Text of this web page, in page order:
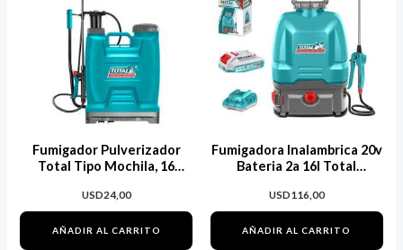
Fumigador Pulverizador
Total Tipo Mochila, 16
USD24,00
AÑADIR AL CARRITO
Fumigadora Inalambrica 20v
Bateria 2a 16l Total
USD116,00
AÑADIR AL CARRITO